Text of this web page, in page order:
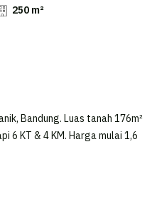
250 m²
Bandung. Luas tanah 176m²
6 KT & 4 KM. Harga mulai 1,6